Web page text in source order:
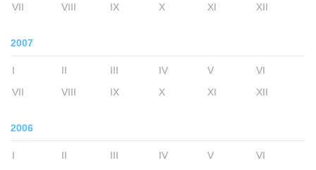
VII
VIII IX X XI XII
2007
I II III IV V
VI
VII
VIII IX X XI XII
2006
I II III IV V
VI